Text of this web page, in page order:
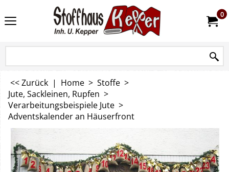
0
<< Zurück | Home > Stoffe >
Jute, Sackleinen, Rupfen >
Verarbeitungsbeispiele Jute >
Adventskalender an Häuserfront